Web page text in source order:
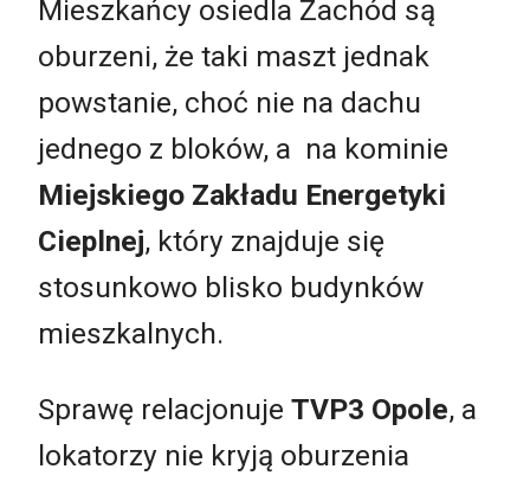
Mieszkańcy osiedla Zachód są
oburzeni, że taki maszt jednak
powstanie, choć nie na dachu
jednego z bloków, a na kominie
Miejskiego Zakładu Energetyki
Cieplnej, który znajduje się
stosunkowo blisko budynków
mieszkalnych.
Sprawę relacjonuje TVP3 Opole, a
lokatorzy nie kryją oburzenia